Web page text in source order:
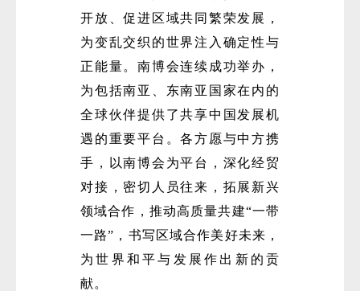
开放、促进区域共同繁荣发展，
为变乱交织的世界注入确定性与
正能量。南博会连续成功举办，
为包括南亚、东南亚国家在内的
全球伙伴提供了共享中国发展机
遇的重要平台。各方愿与中方携
手，以南博会为平台，深化经贸
对接，密切人员往来，拓展新兴
领域合作，推动高质量共建“一带
一路”，书写区域合作美好未来，
为世界和平与发展作出新的贡
献。